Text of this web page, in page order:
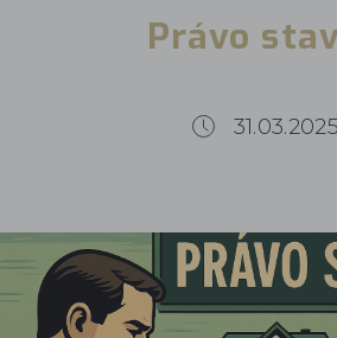
Právo
31.03.2025